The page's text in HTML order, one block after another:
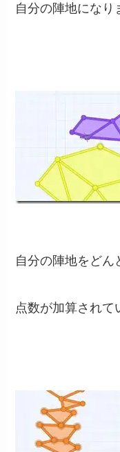
自分の陣地になり
自分の陣地をどん
点数が加算されて